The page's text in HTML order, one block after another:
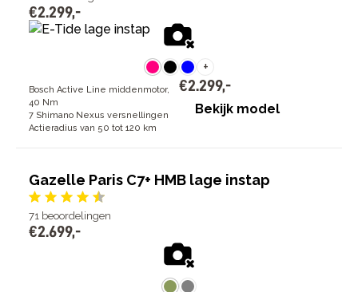
€2.299,-
+
Bosch Active Line middenmotor,
40 Nm
7 Shimano Nexus versnellingen
Actieradius van 50 tot 120 km
€2.299,-
Bekijk model
Gazelle Paris C7+ HMB lage instap
71 beoordelingen
€2.699,-